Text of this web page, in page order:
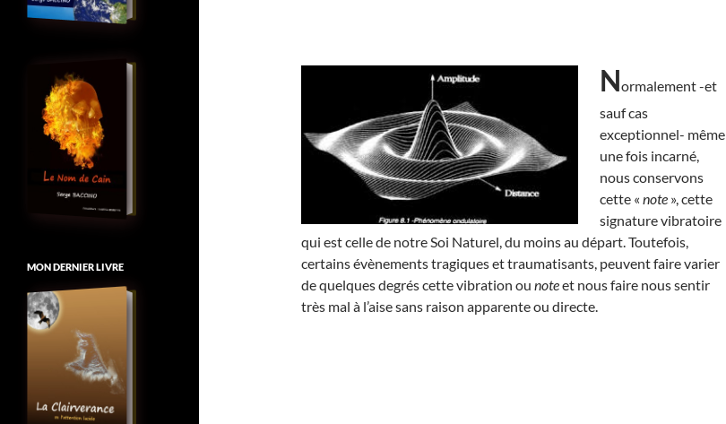
Normalement -et
sauf cas
exceptionnel- même
une fois incarné,
nous conservons
cette « note », cette
signature vibratoire
qui est celle de notre Soi Naturel, du moins au départ. Toutefois,
certains évènements tragiques et traumatisants, peuvent faire varier
de quelques degrés cette vibration ou noteet nous faire nous sentir
très mal à l’aise sans raison apparente ou directe.
MON DERNIER LIVRE